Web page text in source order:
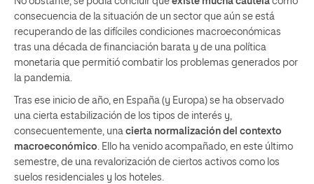
consecuencia de la situación de un sector que aún se está
recuperando de las difíciles condiciones macroeconómicas
tras una década de financiación barata y de una política
monetaria que permitió combatir los problemas generados por
la pandemia.
Tras ese inicio de año, en España (y Europa) se ha observado
una cierta estabilización de los tipos de interés y,
consecuentemente, una cierta normalización del contexto
macroeconómico . Ello ha venido acompañado, en este último
semestre, de una revalorización de ciertos activos como los
suelos residenciales y los hoteles.